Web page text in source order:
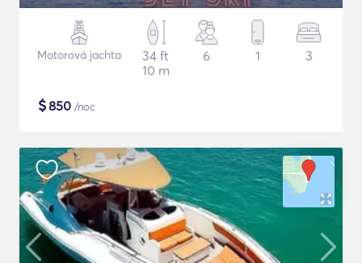
Motorová jachta
34 ft
10 m
6 1 3
$850 /noc